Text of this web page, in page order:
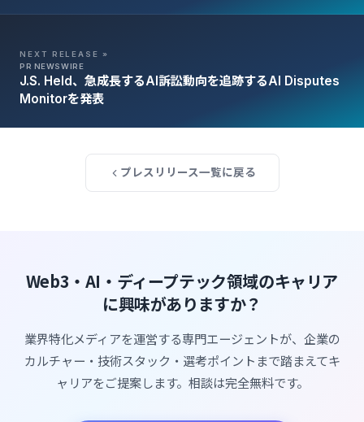
NEXT RELEASE »
PR NEWSWIRE
J.S. Held、急成長するAI訴訟動向を追跡するAI Disputes
Monitorを発表
プレスリリース一覧に戻る
Web3・AI・ディープテック領域のキャリア
に興味がありますか？
業界特化メディアを運営する専門エージェントが、企業の
カルチャー・技術スタック・選考ポイントまで踏まえてキ
ャリアをご提案します。相談は完全無料です。